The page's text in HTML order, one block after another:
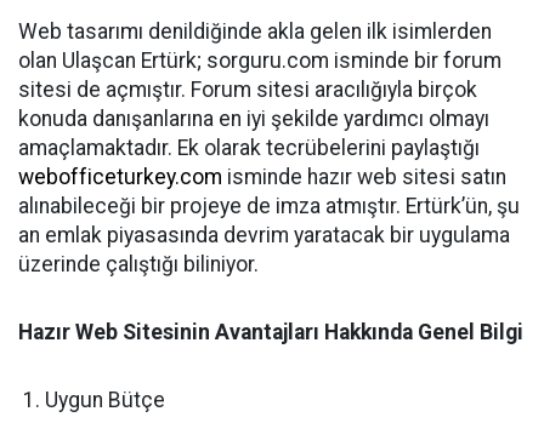
Web tasarımı denildiğinde akla gelen ilk isimlerden
olan Ulaşcan Ertürk; sorguru.com isminde bir forum
sitesi de açmıştır. Forum sitesi aracılığıyla birçok
konuda danışanlarına en iyi şekilde yardımcı olmayı
amaçlamaktadır. Ek olarak tecrübelerini paylaştığı
webofficeturkey.com isminde hazır web sitesi satın
alınabileceği bir projeye de imza atmıştır. Ertürk’ün, şu
an emlak piyasasında devrim yaratacak bir uygulama
üzerinde çalıştığı biliniyor.
Hazır Web Sitesinin Avantajları Hakkında Genel Bilgi
1. Uygun Bütçe